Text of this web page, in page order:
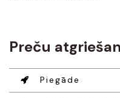
Preču
Piegāde